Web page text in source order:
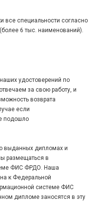
все специальности согласно
6 тыс. наименований).
удостоверений по
за свою работу, и
возврата
если
подошло
выданных дипломах и
размещаться в
ФИС ФРДО. Наша
к Федеральной
системе ФИС
дипломе заносятся в эту